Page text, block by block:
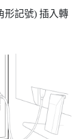
形記號) 插入轉